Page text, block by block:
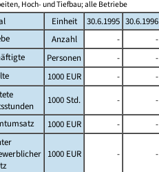
Hoch- und Tiefbau; alle Betriebe
Einheit 30.6.1995 30.6.1996
Anzahl - -
Personen - -
1000 EUR - -
1000 Std. - -
1000 EUR - -
1000 EUR - -